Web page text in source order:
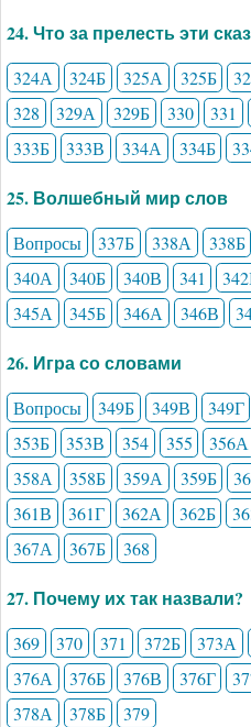
24. Что за прелесть эти
324А 324Б 325А 325Б
328
329А 329Б 330 331
333Б
333В 334А 334Б
25. Волшебный мир слов
Вопросы 337Б 338А 338Б
340А
340Б 340В 341
345А
345Б 346А 346В
26. Игра со словами
Вопросы 349Б 349В 349Г
353Б
353В 354 355 356А
358А
358Б 359А 359Б
361В
361Г 362А 362Б
367А
367Б 368
27. Почему их так назвали?
369 370 371 372Б 373А
376А
376Б 376В 376Г
378А
378Б 379